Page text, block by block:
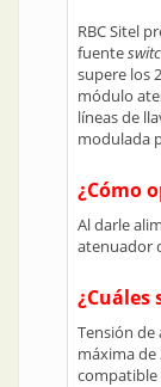
RBC Sitel
fuente
supere los
módulo
líneas de
modulada
¿Cómo
Al darle
atenuador
¿Cuáles
Tensión de
máxima de
compatible